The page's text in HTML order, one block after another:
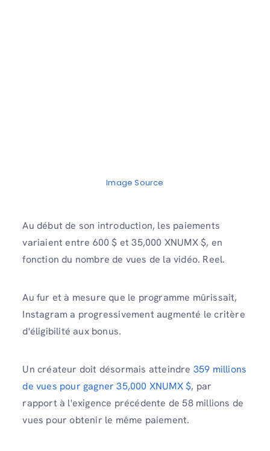
Image Source
Au début de son introduction, les paiements
variaient entre 600 $ et 35,000 XNUMX $, en
fonction du nombre de vues de la vidéo. Reel.
Au fur et à mesure que le programme mûrissait,
Instagram a progressivement augmenté le critère
d'éligibilité aux bonus.
Un créateur doit désormais atteindre 359 millions
de vues pour gagner 35,000 XNUMX $, par
rapport à l'exigence précédente de 58 millions de
vues pour obtenir le même paiement.